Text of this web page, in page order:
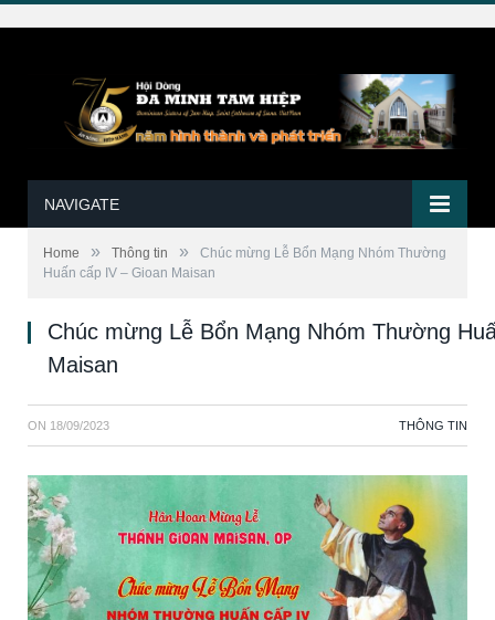
NAVIGATE
Home » Thông tin »
Chúc mừng Lễ Bổn Mạng Nhóm Thường
Huấn cấp IV – Gioan Maisan
Chúc mừng Lễ Bổn Mạng Nhóm Thường
Maisan
ON 18/09/2023 THÔNG TIN